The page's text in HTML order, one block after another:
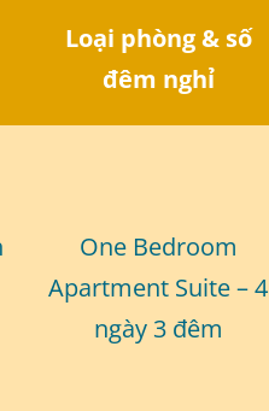
Loại phòng & số
đêm nghỉ
One Bedroom
Apartment Suite – 4
ngày 3 đêm